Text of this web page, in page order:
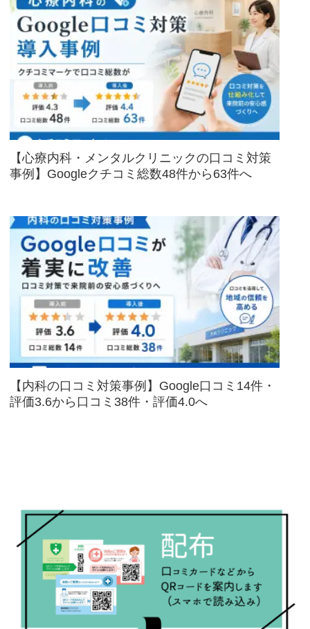
【心療内科・メンタルクリニックの口コミ対策
事例】Googleクチコミ総数48件から63件へ
【内科の口コミ対策事例】Google口コミ14件・
評価3.6から口コミ38件・評価4.0へ